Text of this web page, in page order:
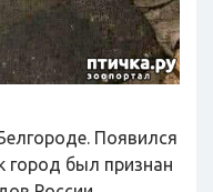
Появился
город был признан